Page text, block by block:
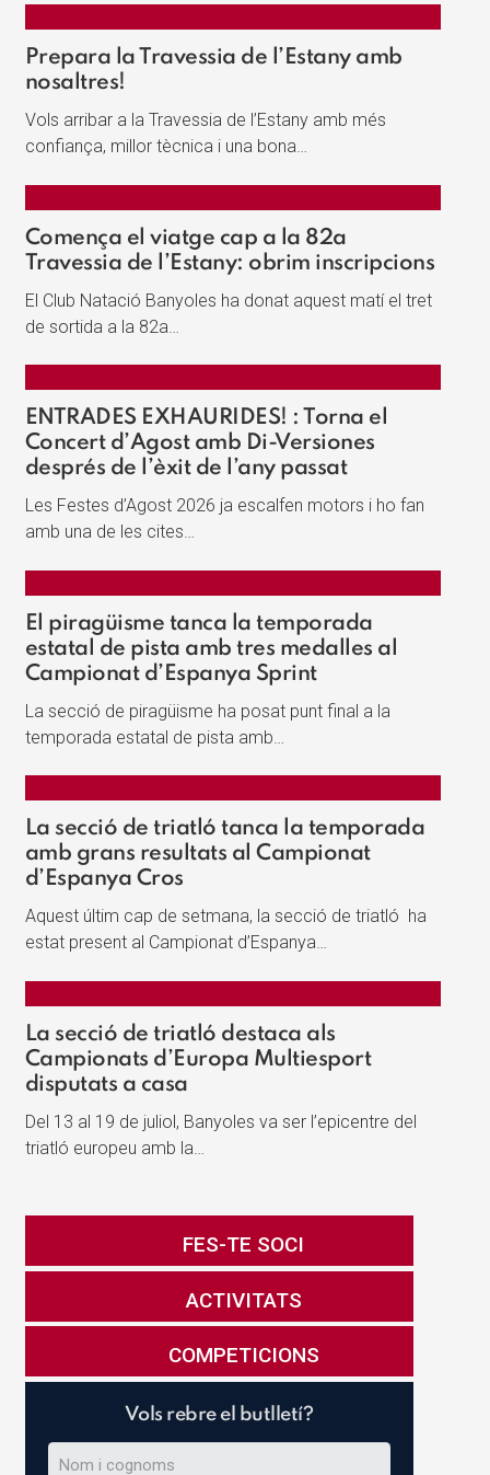
Prepara la Travessia de l’Estany amb
nosaltres!
Vols arribar a la Travessia de l’Estany amb més
confiança, millor tècnica i una bona…
Comença el viatge cap a la 82a
Travessia de l’Estany: obrim inscripcions
El Club Natació Banyoles ha donat aquest matí el tret
de sortida a la 82a…
ENTRADES EXHAURIDES! : Torna el
Concert d’Agost amb Di-Versiones
després de l’èxit de l’any passat
Les Festes d’Agost 2026 ja escalfen motors i ho fan
amb una de les cites…
El piragüisme tanca la temporada
estatal de pista amb tres medalles al
Campionat d’Espanya Sprint
La secció de piragüisme ha posat punt final a la
temporada estatal de pista amb…
La secció de triatló tanca la temporada
amb grans resultats al Campionat
d’Espanya Cros
Aquest últim cap de setmana, la secció de triatló ha
estat present al Campionat d’Espanya…
La secció de triatló destaca als
Campionats d’Europa Multiesport
disputats a casa
Del 13 al 19 de juliol, Banyoles va ser l’epicentre del
triatló europeu amb la…
FES-TE SOCI
ACTIVITATS
COMPETICIONS
Vols rebre el butlletí?